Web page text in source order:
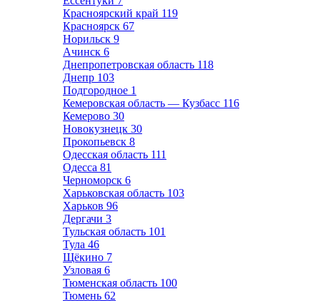
Красноярский край 119
Красноярск 67
Норильск 9
Ачинск 6
Днепропетровская область 118
Днепр 103
Подгородное 1
Кемеровская область — Кузбасс 116
Кемерово 30
Новокузнецк 30
Прокопьевск 8
Одесская область 111
Одесса 81
Черноморск 6
Харьковская область 103
Харьков 96
Дергачи 3
Тульская область 101
Тула 46
Щёкино 7
Узловая 6
Тюменская область 100
Тюмень 62